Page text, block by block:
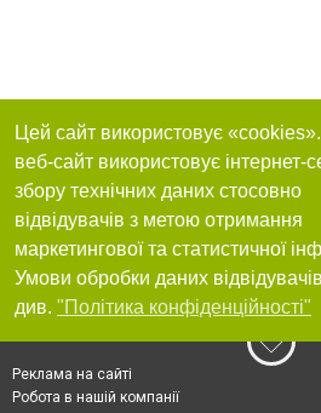
Цей сайт використовує
веб-сайт використовує інтернет-
збору технічних даних стосовно
відвідувачів з метою отримання
маркетингової та статистичної
Умови обробки даних
див. "Політика конфіденційності"
Реклама на сайті
Робота в нашій компанії